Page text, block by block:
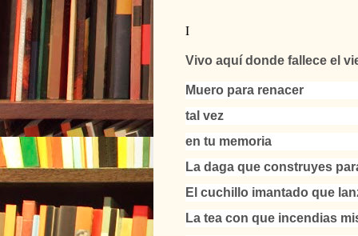
I
Vivo aquí donde fallece el
Muero para renacer
tal vez
en tu memoria
La daga que construyes
El cuchillo imantado que
La tea con que incendias